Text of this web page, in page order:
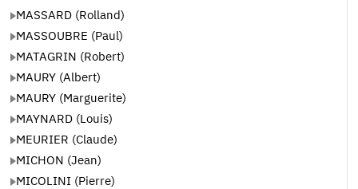
MASSARD (Rolland)
MASSOUBRE (Paul)
MATAGRIN (Robert)
MAURY (Albert)
MAURY (Marguerite)
MAYNARD (Louis)
MEURIER (Claude)
MICHON (Jean)
MICOLINI (Pierre)